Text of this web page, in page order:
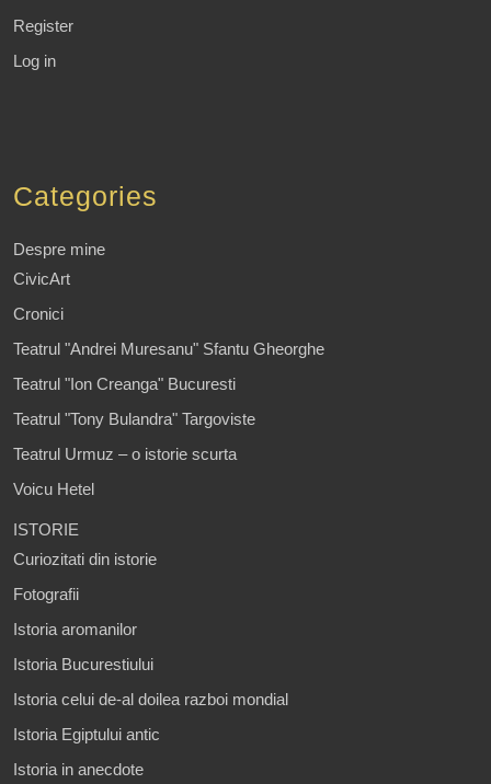
Register
Log in
Categories
Despre mine
CivicArt
Cronici
Teatrul "Andrei Muresanu" Sfantu Gheorghe
Teatrul "Ion Creanga" Bucuresti
Teatrul "Tony Bulandra" Targoviste
Teatrul Urmuz – o istorie scurta
Voicu Hetel
ISTORIE
Curiozitati din istorie
Fotografii
Istoria aromanilor
Istoria Bucurestiului
Istoria celui de-al doilea razboi mondial
Istoria Egiptului antic
Istoria in anecdote